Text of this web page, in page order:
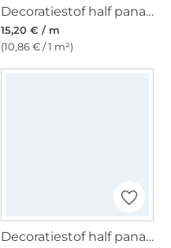
Decoratiestof half panama Joyful Stripes, oranje
15,20 € / m
(10,86 € / 1 m²)
Decoratiestof half panama Floral Party, wit